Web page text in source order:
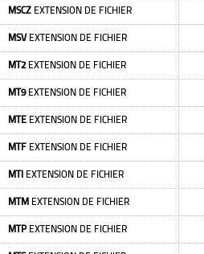
MSCZ EXTENSION DE FICHIER
MSVEXTENSION DE FICHIER
MT2EXTENSION DE FICHIER
MT9EXTENSION DE FICHIER
MTE EXTENSION DE FICHIER
MTF EXTENSION DE FICHIER
MTI EXTENSION DE FICHIER
MTM EXTENSION DE FICHIER
MTPEXTENSION DE FICHIER